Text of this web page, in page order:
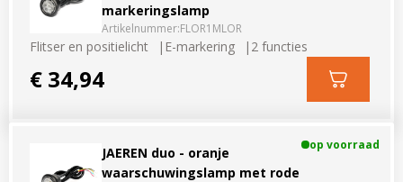
markeringslamp
Artikelnummer:FLOR1MLOR
Flitser en positielicht E-markering 2 functies
€ 34,94
JAEREN duo - oranje
waarschuwingslamp met rode
op voorraad